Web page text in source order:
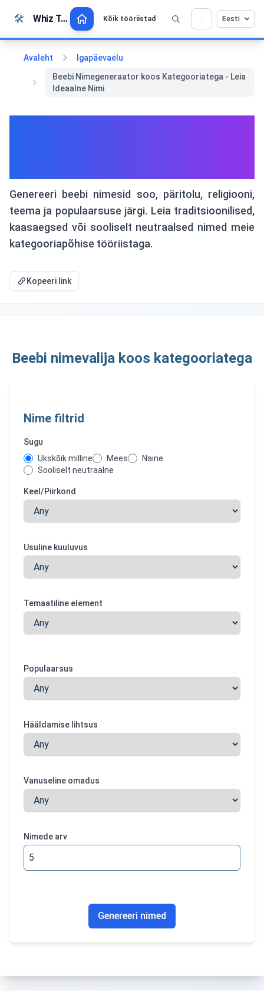
🛠️ Whiz Tools Kõik tööriistad Eesti
Avaleht
Igapäevaelu
Beebi Nimegeneraator koos Kategooriatega - Leia
Ideaalne Nimi
Genereeri beebi nimesid soo, päritolu, religiooni,
teema ja populaarsuse järgi. Leia traditsioonilised,
kaasaegsed või sooliselt neutraalsed nimed meie
kategooriapõhise tööriistaga.
Kopeeri link
Beebi nimevalija koos kategooriatega
Nime filtrid
Sugu
Ükskõik milline
Mees
Naine
Sooliselt neutraalne
Keel/Piirkond
Usuline kuuluvus
Temaatiline element
Populaarsus
Hääldamise lihtsus
Vanuseline omadus
Nimede arv
Genereeri nimed
Armastad seda tööriista? Aita meil seda veel
paremaks muuta!
×
Klõpsa avamiseks →